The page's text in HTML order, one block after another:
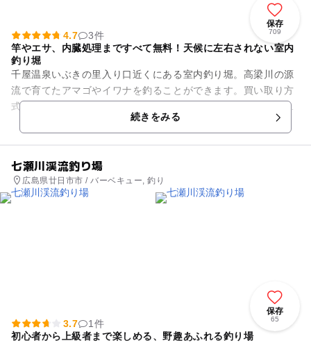
保存
709
4.7
3件
竿やエサ、内臓処理まですべて無料！天候に左右されない室内
釣り堀
千屋温泉いぶきの里入り口近くにある室内釣り堀。高梁川の源
流で育てたアマゴやイワナを釣ることができます。買い取り方
式と言って“釣った分だけ料金を払う”システムです。 竿やエサ
続きをみる
七瀬川渓流釣り場
広島県廿日市市 / バーベキュー, 釣り
保存
65
3.7
1件
初心者から上級者まで楽しめる、野趣あふれる釣り場